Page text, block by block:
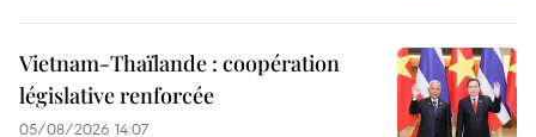
Vietnam-Thaïlande : coopération
législative renforcée
05/08/2026 14:07